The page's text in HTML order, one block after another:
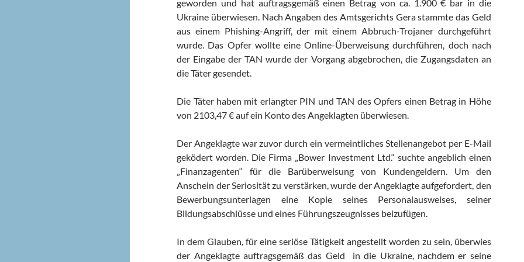
geworden und hat auftragsgemäß einen Betrag von ca. 1.900 € bar in die
Ukraine überwiesen. Nach Angaben des Amtsgerichts Gera stammte das Geld
aus einem Phishing-Angriff, der mit einem Abbruch-Trojaner durchgeführt
wurde. Das Opfer wollte eine Online-Überweisung durchführen, doch nach
der Eingabe der TAN wurde der Vorgang abgebrochen, die Zugangsdaten an
die Täter gesendet.
Die Täter haben mit erlangter PIN und TAN des Opfers einen Betrag in Höhe
von 2103,47 € auf ein Konto des Angeklagten überwiesen.
Der Angeklagte war zuvor durch ein vermeintliches Stellenangebot per E-Mail
geködert worden. Die Firma „Bower Investment Ltd.“ suchte angeblich einen
„Finanzagenten“ für die Barüberweisung von Kundengeldern. Um den
Anschein der Seriosität zu verstärken, wurde der Angeklagte aufgefordert, den
Bewerbungsunterlagen eine Kopie seines Personalausweises, seiner
Bildungsabschlüsse und eines Führungszeugnisses beizufügen.
In dem Glauben, für eine seriöse Tätigkeit angestellt worden zu sein, überwies
der Angeklagte auftragsgemäß das Geld
in die Ukraine, nachdem er seine